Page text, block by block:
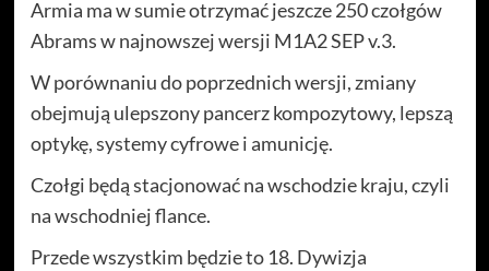
Armia ma w sumie otrzymać jeszcze 250 czołgów
Abrams w najnowszej wersji M1A2 SEP v.3.
W porównaniu do poprzednich wersji, zmiany
obejmują ulepszony pancerz kompozytowy, lepszą
optykę, systemy cyfrowe i amunicję.
Czołgi będą stacjonować na wschodzie kraju, czyli
na wschodniej flance.
Przede wszystkim będzie to 18. Dywizja